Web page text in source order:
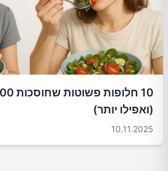
(ואפילו יותר)
10.11.2025